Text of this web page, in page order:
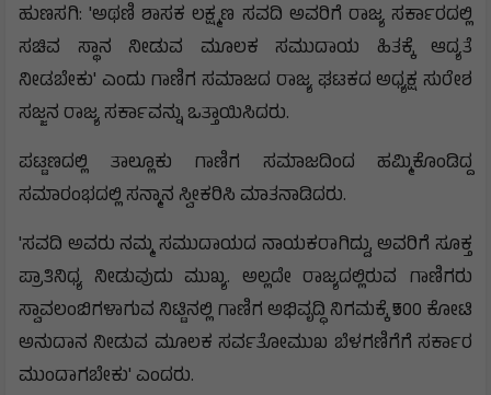
ಹುಣಸಗಿ: 'ಅಥಣಿ ಶಾಸಕ ಲಕ್ಷ್ಮಣ ಸವದಿ ಅವರಿಗೆ ರಾಜ್ಯ ಸರ್ಕಾರದಲ್ಲಿ
ಸಚಿವ ಸ್ಥಾನ ನೀಡುವ ಮೂಲಕ ಸಮುದಾಯ ಹಿತಕ್ಕೆ ಆದ್ಯತೆ
ನೀಡಬೇಕು' ಎಂದು ಗಾಣಿಗ ಸಮಾಜದ ರಾಜ್ಯ ಘಟಕದ ಅಧ್ಯಕ್ಷ ಸುರೇಶ
ಸಜ್ಜನ ರಾಜ್ಯ ಸರ್ಕಾವನ್ನು ಒತ್ತಾಯಿಸಿದರು.
ಪಟ್ಟಣದಲ್ಲಿ ತಾಲ್ಲೂಕು ಗಾಣಿಗ ಸಮಾಜದಿಂದ ಹಮ್ಮಿಕೊಂಡಿದ್ದ
ಸಮಾರಂಭದಲ್ಲಿ ಸನ್ಮಾನ ಸ್ವೀಕರಿಸಿ ಮಾತನಾಡಿದರು.
'ಸವದಿ ಅವರು ನಮ್ಮ ಸಮುದಾಯದ ನಾಯಕರಾಗಿದ್ದು, ಅವರಿಗೆ ಸೂಕ್ತ
ಪ್ರಾತಿನಿಧ್ಯ ನೀಡುವುದು ಮುಖ್ಯ. ಅಲ್ಲದೇ ರಾಜ್ಯದಲ್ಲಿರುವ ಗಾಣಿಗರು
ಸ್ವಾವಲಂಬಿಗಳಾಗುವ ನಿಟ್ಟಿನಲ್ಲಿ ಗಾಣಿಗ ಅಭಿವೃದ್ಧಿ ನಿಗಮಕ್ಕೆ ₹500 ಕೋಟಿ
ಅನುದಾನ ನೀಡುವ ಮೂಲಕ ಸರ್ವತೋಮುಖ ಬೆಳಗಣಿಗೆಗೆ ಸರ್ಕಾರ
ಮುಂದಾಗಬೇಕು' ಎಂದರು.